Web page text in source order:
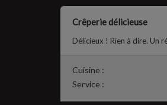
Crêperie délicieuse
Délicieux ! Rien à dire. Un
Cuisine :
Service :